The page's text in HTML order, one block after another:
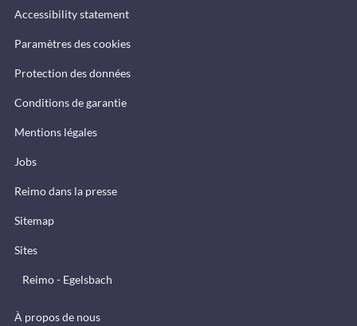
Accessibility statement
Paramètres des cookies
Protection des données
Conditions de garantie
Mentions légales
Jobs
Reimo dans la presse
Sitemap
Sites
Reimo - Egelsbach
À propos de nous